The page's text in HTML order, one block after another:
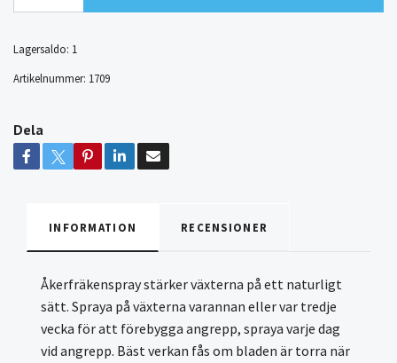
Lagersaldo: 1
Artikelnummer: 1709
Dela
INFORMATION RECENSIONER
Åkerfräkenspray stärker växterna på ett naturligt
sätt. Spraya på växterna varannan eller var tredje
vecka för att förebygga angrepp, spraya varje dag
vid angrepp. Bäst verkan fås om bladen är torra när